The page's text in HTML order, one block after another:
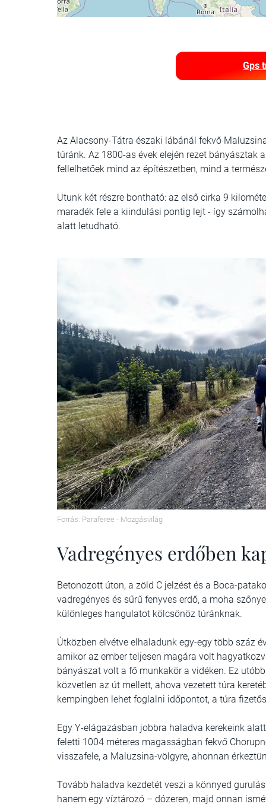
Gps
Az Alacsony-Tátra északi lábánál fekvő
túránk. Az 1800-as évek elején rezet bányásztak
fellelhetőek mind az építészetben, mind a
Utunk két részre bontható: az első cirka 9
maradék fele a kiindulási pontig lejt - így
alatt letudható.
Forrás: Paraferee - Mozgásvilág
Vadregényes erdőben
Betonozott úton, a zöld C jelzést és a Boca-
vadregényes és sűrű fenyves erdő, a moha
különleges hangulatot kölcsönöz túránknak.
Útközben elvétve elhaladunk egy-egy több száz
amikor az ember teljesen magára volt
bányászat volt a fő munkakör a vidéken. Ez
közvetlen az út mellett, ahova vezetett túra
kempingben lehet foglalni időpontot, a túra
Egy Y-elágazásban jobbra haladva kerekeink
feletti 1004 méteres magasságban fekvő
visszafele, a Maluzsina-völgyre, ahonnan
Tovább haladva kezdetét veszi a könnyed
hanem egy víztározó – dózeren, majd onnan